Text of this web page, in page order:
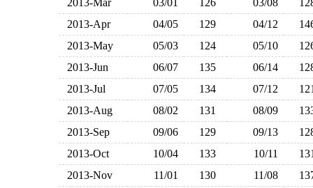
2013-Mar
03/01 126 03/08
2013-Apr
04/05 129 04/12
2013-May
05/03 124 05/10
2013-Jun
06/07 135 06/14
2013-Jul
07/05 134 07/12
2013-Aug
08/02 131 08/09
2013-Sep
09/06 129 09/13
2013-Oct
10/04 133 10/11
2013-Nov
11/01 130 11/08